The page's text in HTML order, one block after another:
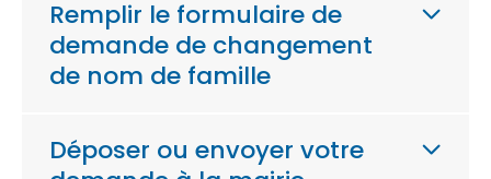
Remplir le formulaire de
demande de changement
de nom de famille
Déposer ou envoyer votre